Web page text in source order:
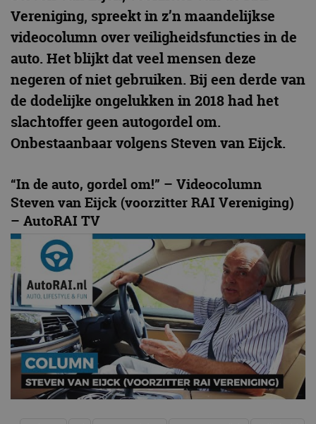
Vereniging, spreekt in z’n maandelijkse
videocolumn over veiligheidsfuncties in de
auto. Het blijkt dat veel mensen deze
negeren of niet gebruiken. Bij een derde van
de dodelijke ongelukken in 2018 had het
slachtoffer geen autogordel om.
Onbestaanbaar volgens Steven van Eijck.
“In de auto, gordel om!” – Videocolumn
Steven van Eijck (voorzitter RAI Vereniging)
– AutoRAI TV